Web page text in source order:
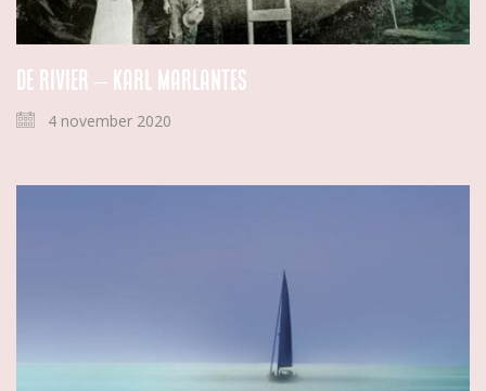
De rivier – Karl Marlantes
4 november 2020